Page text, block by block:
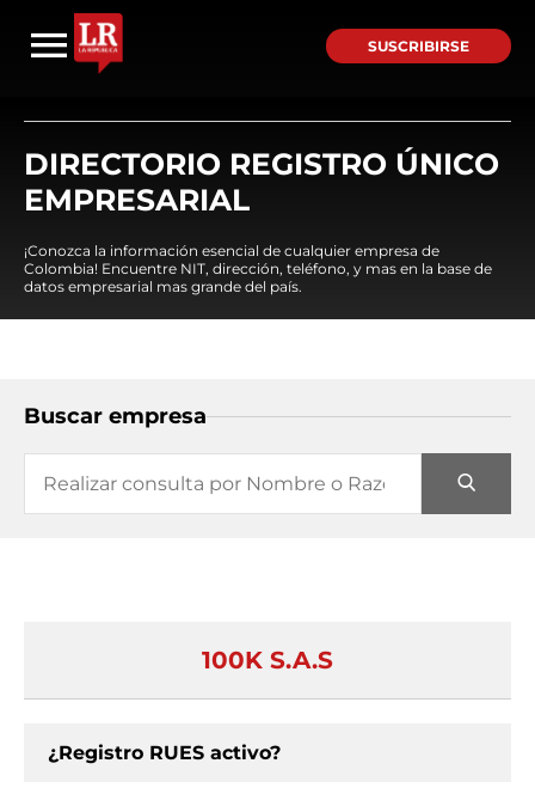
SUSCRIBIRSE
DIRECTORIO REGISTRO ÚNICO
EMPRESARIAL
¡Conozca la información esencial de cualquier empresa de
Colombia! Encuentre NIT, dirección, teléfono, y mas en la base de
datos empresarial mas grande del país.
Buscar empresa
100K S.A.S
¿Registro RUES activo?